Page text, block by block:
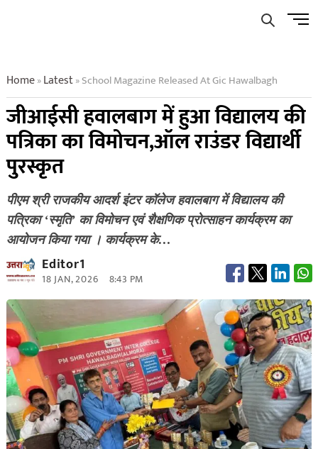
Menu
Home»Latest»School Magazine Released At Gic Hawalbagh
जीआईसी हवालबाग में हुआ विद्यालय की
पत्रिका का विमोचन,ऑल राउंडर विद्यार्थी
पुरस्कृत
पीएम श्री राजकीय आदर्श इंटर कॉलेज हवालबाग में विद्यालय की
पत्रिका ‘स्मृति’ का विमोचन एवं शैक्षणिक प्रोत्साहन कार्यक्रम का
आयोजन किया गया । कार्यक्रम के…
Editor1
18 JAN, 2026 8:43 PM